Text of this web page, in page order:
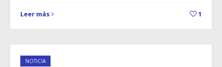
Leer más 1
NOTICIA